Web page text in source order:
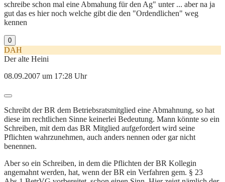
schreibe schon mal eine Abmahung für den Ag" unter ... aber na ja
gut das es hier noch welche gibt die den "Ordendlichen" weg
kennen
0
DAH
Der alte Heini
08.09.2007 um 17:28 Uhr
Schreibt der BR dem Betriebsratsmitglied eine Abmahnung, so hat
diese im rechtlichen Sinne keinerlei Bedeutung. Mann könnte so ein
Schreiben, mit dem das BR Mitglied aufgefordert wird seine
Pflichten wahrzunehmen, auch anders nennen oder gar nicht
benennen.
Aber so ein Schreiben, in dem die Pflichten der BR Kollegin
angemahnt werden, hat, wenn der BR ein Verfahren gem. § 23